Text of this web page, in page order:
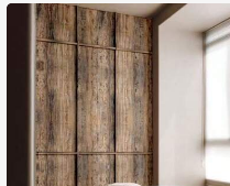
เปเปอร์ไวนิล สติกเกอร์ตกแต่ง